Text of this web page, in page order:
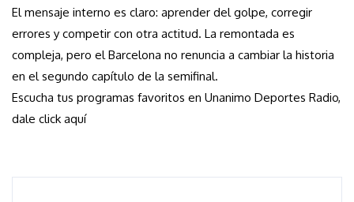
El mensaje interno es claro: aprender del golpe, corregir
errores y competir con otra actitud. La remontada es
compleja, pero el Barcelona no renuncia a cambiar la historia
en el segundo capítulo de la semifinal.
Escucha tus programas favoritos en Unanimo Deportes Radio,
dale click aquí